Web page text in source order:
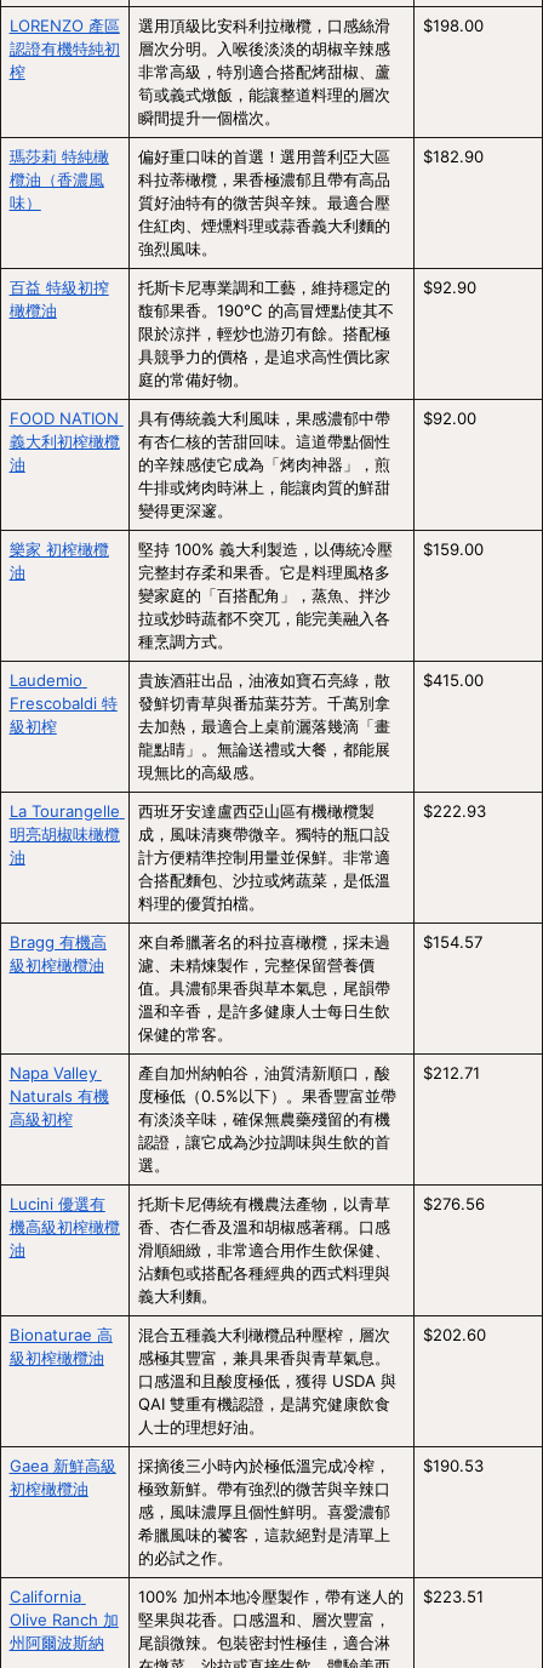
LORENZO 產區
認證有機特純初
榨
選用頂級比安科利拉橄欖，口感絲滑
層次分明。入喉後淡淡的胡椒辛辣感
非常高級，特別適合搭配烤甜椒、蘆
筍或義式燉飯，能讓整道料理的層次
瞬間提升一個檔次。
$198.00
瑪莎莉 特純橄
欖油（香濃風
味）
偏好重口味的首選！選用普利亞大區
科拉蒂橄欖，果香極濃郁且帶有高品
質好油特有的微苦與辛辣。最適合壓
住紅肉、煙燻料理或蒜香義大利麵的
強烈風味。
$182.90
百益 特級初搾
橄欖油
托斯卡尼專業調和工藝，維持穩定的
馥郁果香。190°C 的高冒煙點使其不
限於涼拌，輕炒也游刃有餘。搭配極
具競爭力的價格，是追求高性價比家
庭的常備好物。
$92.90
FOOD NATION
義大利初榨橄欖
油
具有傳統義大利風味，果感濃郁中帶
有杏仁核的苦甜回味。這道帶點個性
的辛辣感使它成為「烤肉神器」，煎
牛排或烤肉時淋上，能讓肉質的鮮甜
變得更深邃。
$92.00
樂家 初榨橄欖
油
堅持 100% 義大利製造，以傳統冷壓
完整封存柔和果香。它是料理風格多
變家庭的「百搭配角」，蒸魚、拌沙
拉或炒時蔬都不突兀，能完美融入各
種烹調方式。
$159.00
Laudemio
Frescobaldi 特
級初榨
貴族酒莊出品，油液如寶石亮綠，散
發鮮切青草與番茄葉芬芳。千萬別拿
去加熱，最適合上桌前灑落幾滴「畫
龍點睛」。無論送禮或大餐，都能展
現無比的高級感。
$415.00
La Tourangelle
明亮胡椒味橄欖
油
西班牙安達盧西亞山區有機橄欖製
成，風味清爽帶微辛。獨特的瓶口設
計方便精準控制用量並保鮮。非常適
合搭配麵包、沙拉或烤蔬菜，是低溫
料理的優質拍檔。
$222.93
Bragg 有機高
級初榨橄欖油
來自希臘著名的科拉喜橄欖，採未過
濾、未精煉製作，完整保留營養價
值。具濃郁果香與草本氣息，尾韻帶
溫和辛香，是許多健康人士每日生飲
保健的常客。
$154.57
Napa Valley
Naturals 有機
高級初榨
產自加州納帕谷，油質清新順口，酸
度極低（0.5%以下）。果香豐富並帶
有淡淡辛味，確保無農藥殘留的有機
認證，讓它成為沙拉調味與生飲的首
選。
$212.71
Lucini 優選有
機高級初榨橄欖
油
托斯卡尼傳統有機農法產物，以青草
香、杏仁香及溫和胡椒感著稱。口感
滑順細緻，非常適合用作生飲保健、
沾麵包或搭配各種經典的西式料理與
義大利麵。
$276.56
Bionaturae 高
級初榨橄欖油
混合五種義大利橄欖品种壓榨，層次
感極其豐富，兼具果香與青草氣息。
口感溫和且酸度極低，獲得 USDA 與
QAI 雙重有機認證，是講究健康飲食
人士的理想好油。
$202.60
Gaea 新鮮高級
初榨橄欖油
採摘後三小時內於極低溫完成冷榨，
極致新鮮。帶有強烈的微苦與辛辣口
感，風味濃厚且個性鮮明。喜愛濃郁
希臘風味的饕客，這款絕對是清單上
的必試之作。
$190.53
California
Olive Ranch 加
州阿爾波斯納
100% 加州本地冷壓製作，帶有迷人的
堅果與花香。口感溫和、層次豐富，
尾韻微辣。包裝密封性極佳，適合淋
$223.51